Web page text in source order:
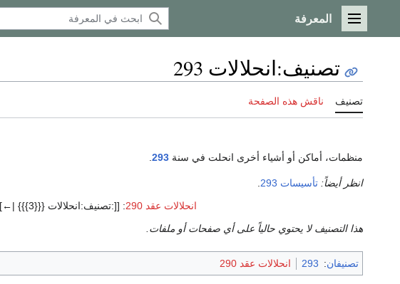
القائمة الرئيسية
المعرفة
تصنيف:انحلالات 293
تصنيف ناقش هذه الصفحة
منظمات، أماكن أو أشياء أخرى انحلت في سنة 293
انظر أيضاً: تأسيسات 293
انحلالات عقد 290
: [[:تصنيف:انحلالات {{{3}}} |←]]
هذا التصنيف لا يحتوي حالياً على أي صفحات أو ملفات.
تصنيفان:
293 انحلالات عقد 290